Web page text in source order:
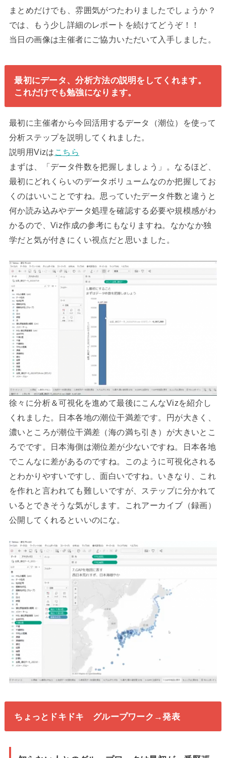
まとめだけでも、雰囲気がつたわりましたでしょうか？
では、もう少し詳細のレポートを続けてどうぞ！！
当日の画像は主催者にご協力いただいて入手しました。
最初にデータ、分析方法の説明をしてくれます。
これだけでも勉強になります。
最初に主催者から今回活用するデータ（潮位）を使って
分析ステップを説明してくれました。
説明用Vizは こちら
まずは、「データ件数を把握しましょう」。なるほど、
最初にどれくらいのデータボリュームなのか把握してお
くのはいいことですね。思っていたデータ件数と違うと
何か読み込みやデータ処理を確認する必要や規模感がわ
かるので、Viz作成の参考にもなりますね。なかなか独
学だと気が付きにくい視点だと思いました。
徐々に分析＆可視化を進めて最後にこんなVizを紹介し
くれました。日本各地の潮位干満差です。円が大きく、
濃いところが潮位干満差（海の満ち引き）が大きいとこ
ろでです。日本海側は潮位差が少ないですね。日本各地
でこんなに差があるのですね。このように可視化される
とわかりやすいですし、面白いですね。いきなり、これ
を作れと言われても難しいですが、ステップに分かれて
いるとできそうな気がします。これアーカイブ（録画）
公開してくれるといいのにな。
ちょっとドキドキ グループワーク→発表